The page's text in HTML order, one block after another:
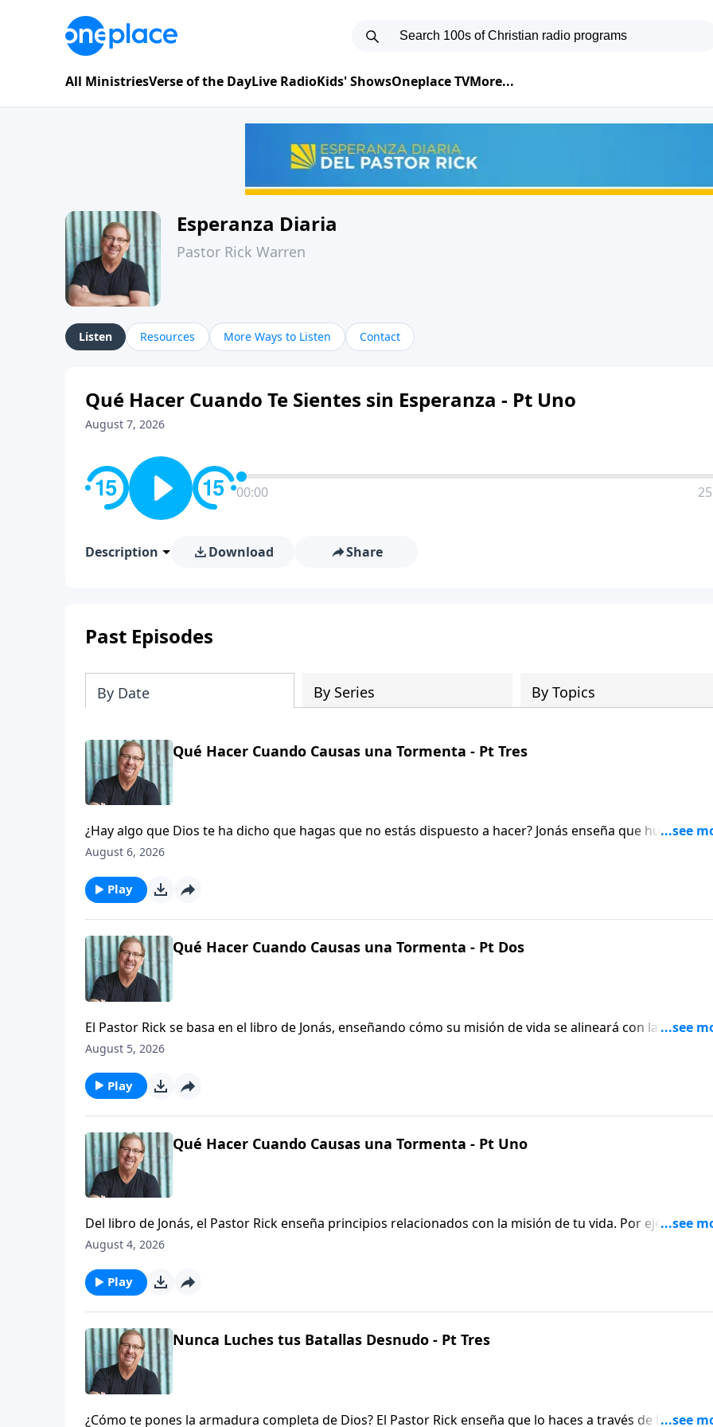
All MinistriesVerse of the DayLive RadioKids' ShowsOneplace TVMore...
Esperanza Diaria
Pastor Rick Warren
Listen Resources More Ways to Listen Contact
Qué Hacer Cuando Te Sientes sin Esperanza - Pt Uno
August 7, 2026
00:00
Description Download Share
Past Episodes
By Date By Series By Topics
Qué Hacer Cuando Causas una Tormenta - Pt Tres
¿Hay algo que Dios te ha dicho que hagas que no estás dispuesto a hacer? Jonás enseña que huir de tu
misión creará una tormenta en tu vida.
August 6, 2026
Play
Qué Hacer Cuando Causas una Tormenta - Pt Dos
El Pastor Rick se basa en el libro de Jonás, enseñando cómo su misión de vida se alineará con la Palabra
Dios, requerirá un paso de fe, y ayudará a otros de alguna manera. También examina las consecuencias
August 5, 2026
Play
Qué Hacer Cuando Causas una Tormenta - Pt Uno
Del libro de Jonás, el Pastor Rick enseña principios relacionados con la misión de tu vida. Por ejemplo, se
alineará con la Palabra de Dios, requerirá un paso de fe, ayudará a otros de alguna manera, y
August 4, 2026
Play
Nunca Luches tus Batallas Desnudo - Pt Tres
¿Cómo te pones la armadura completa de Dios? El Pastor Rick enseña que lo haces a través de la